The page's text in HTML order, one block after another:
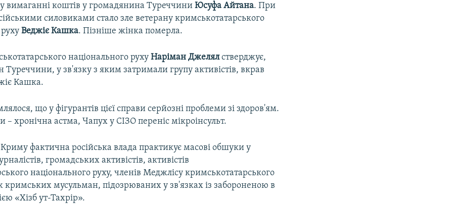
вимаганні коштів у громадянина ТуреччиниЮсуфа Айтана. При
силовиками стало зле ветерану кримськотатарського
рухуВеджіє Кашка. Пізніше жінка померла.
національного рухуНаріман Джелялстверджує,
у зв'язку з яким затримали групу активістів, вкрав
Кашка.
що у фігурантів цієї справи серйозні проблеми зі здоров'ям.
хронічна астма, Чапух у СІЗО переніс мікроінсульт.
Криму фактична російська влада практикує масові обшуки у
громадських активістів, активістів
національного руху, членів Меджлісу кримськотатарського
кримських мусульман, підозрюваних у зв'язках із забороненою в
«Хізб ут-Тахрір».